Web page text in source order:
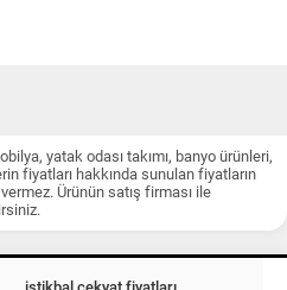
yatak odası takımı, banyo ürünleri,
fiyatları hakkında sunulan fiyatların
Ürünün satış firması ile